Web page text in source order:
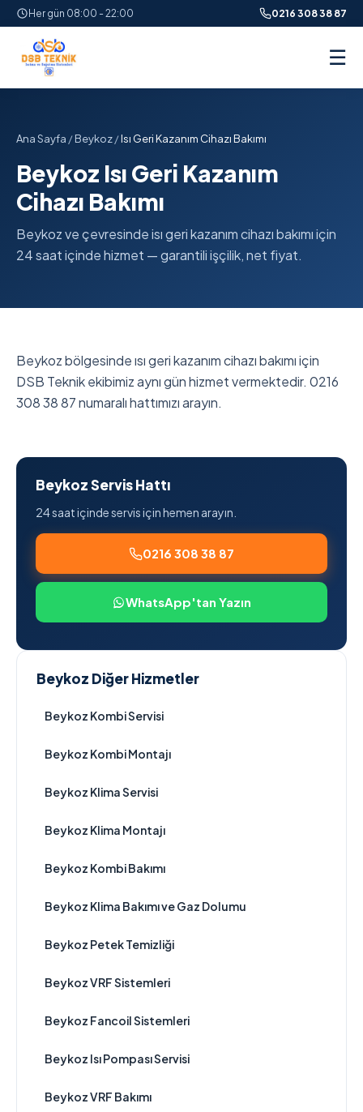
Her gün 08:00 - 22:00 0216 308 38 87
☰
Ana Sayfa /Beykoz/Isı Geri Kazanım Cihazı Bakımı
Beykoz Isı Geri Kazanım
Cihazı Bakımı
Beykoz ve çevresinde isı geri kazanım cihazı bakımı için
24 saat içinde hizmet — garantili işçilik, net fiyat.
Beykoz bölgesinde ısı geri kazanım cihazı bakımı için
DSB Teknik ekibimiz aynı gün hizmet vermektedir. 0216
308 38 87 numaralı hattımızı arayın.
Beykoz Servis Hattı
24 saat içinde servis için hemen arayın.
0216 308 38 87
WhatsApp'tan Yazın
Beykoz Diğer Hizmetler
Beykoz Kombi Servisi
Beykoz Kombi Montajı
Beykoz Klima Servisi
Beykoz Klima Montajı
Beykoz Kombi Bakımı
Beykoz Klima Bakımı ve Gaz Dolumu
Beykoz Petek Temizliği
Beykoz VRF Sistemleri
Beykoz Fancoil Sistemleri
Beykoz Isı Pompası Servisi
Beykoz VRF Bakımı